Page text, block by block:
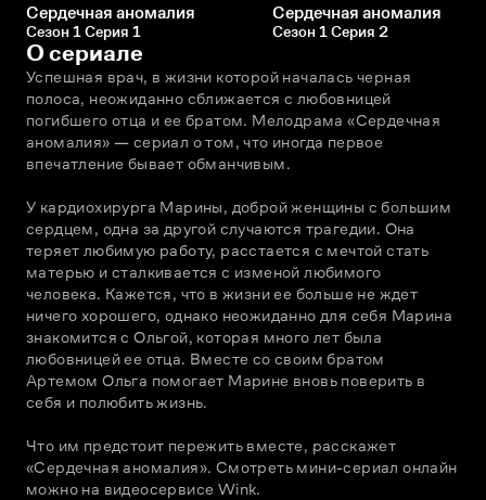
Сердечная аномалия
Сезон 1 Серия 1
Сердечная аномалия
Сезон 1 Серия 2
О сериале
Успешная врач, в жизни которой началась черная
полоса, неожиданно сближается с любовницей
погибшего отца и ее братом. Мелодрама «Сердечная
аномалия» — сериал о том, что иногда первое
впечатление бывает обманчивым.
У кардиохирурга Марины, доброй женщины с большим
сердцем, одна за другой случаются трагедии. Она
теряет любимую работу, расстается с мечтой стать
матерью и сталкивается с изменой любимого
человека. Кажется, что в жизни ее больше не ждет
ничего хорошего, однако неожиданно для себя Марина
знакомится с Ольгой, которая много лет была
любовницей ее отца. Вместе со своим братом
Артемом Ольга помогает Марине вновь поверить в
себя и полюбить жизнь.
Что им предстоит пережить вместе, расскажет
«Сердечная аномалия». Смотреть мини-сериал онлайн
можно на видеосервисе Wink.